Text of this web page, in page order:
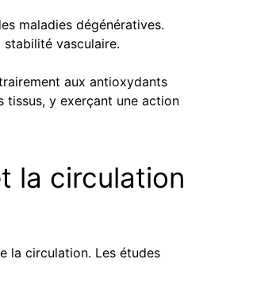
maladies dégénératives.
vasculaire.
aux antioxydants
tissus, y exerçant une action
la circulation
la circulation. Les études